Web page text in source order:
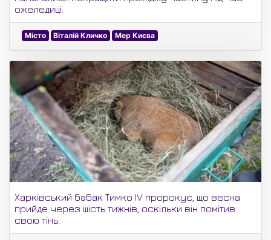
ожеледиці.
Місто Віталій Кличко Мер Києва
Харківський бабак Тимко IV пророкує, що весна
прийде через шість тижнів, оскільки він помітив
свою тінь.